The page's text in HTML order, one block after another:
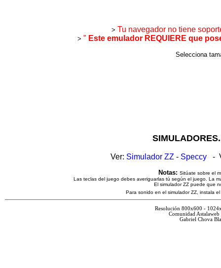
> Tu navegador no tiene
> " Este emulador REQUIERE que
Selecciona
Ver: Simulador ZZ - Speccy -
Notas: Sitúate sobre el
Las teclas del juego debes averiguarlas tú según el juego. La
El simulador ZZ puede que
Para sonido en el simulador ZZ, instala
Resolución 800x600 -
Comunidad
Gabriel Chova